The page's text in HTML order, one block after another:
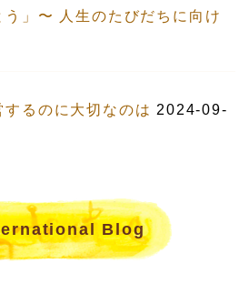
う」〜 人生のたびだちに向け
るのに大切なのは 2024-09-
Blog